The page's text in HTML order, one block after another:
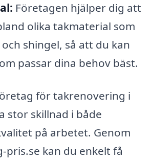
Företagen hjälper dig att
olika takmaterial som
shingel, så att du kan
passar dina behov bäst.
för takrenovering i
stor skillnad i både
på arbetet. Genom
kan du enkelt få